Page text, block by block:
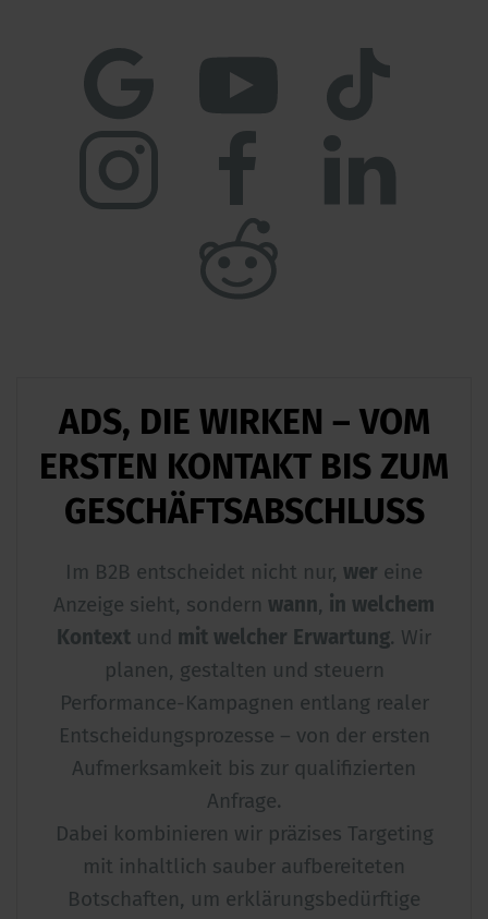
ADS, DIE WIRKEN – VOM
ERSTEN KONTAKT BIS ZUM
GESCHÄFTSABSCHLUSS
Im B2B entscheidet nicht nur, wer eine
Anzeige sieht, sondern wann, in welchem
Kontext und mit welcher Erwartung. Wir
planen, gestalten und steuern
Performance-Kampagnen entlang realer
Entscheidungsprozesse – von der ersten
Aufmerksamkeit bis zur qualifizierten
Anfrage.
Dabei kombinieren wir präzises Targeting
mit inhaltlich sauber aufbereiteten
Botschaften, um erklärungsbedürftige